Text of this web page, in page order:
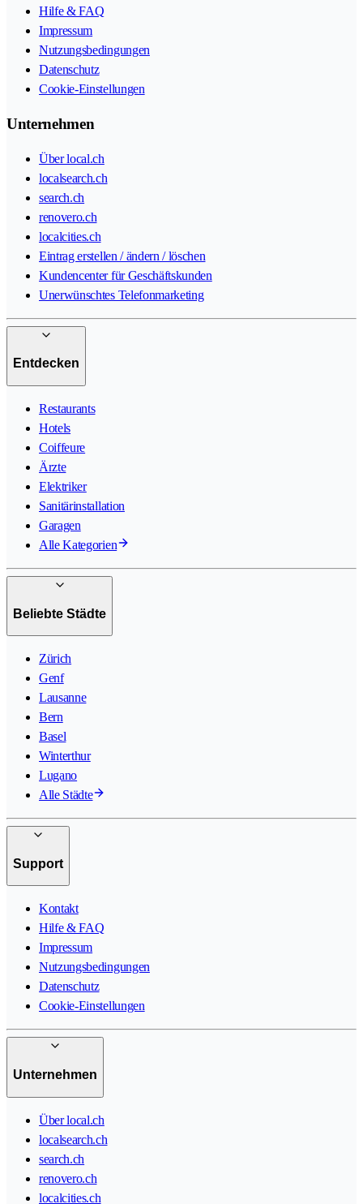
Hilfe & FAQ
Impressum
Nutzungsbedingungen
Datenschutz
Cookie-Einstellungen
Unternehmen
Über local.ch
localsearch.ch
search.ch
renovero.ch
localcities.ch
Eintrag erstellen / ändern / löschen
Kundencenter für Geschäftskunden
Unerwünschtes Telefonmarketing
Entdecken
Restaurants
Hotels
Coiffeure
Ärzte
Elektriker
Sanitärinstallation
Garagen
Alle Kategorien
Beliebte Städte
Zürich
Genf
Lausanne
Bern
Basel
Winterthur
Lugano
Alle Städte
Support
Kontakt
Hilfe & FAQ
Impressum
Nutzungsbedingungen
Datenschutz
Cookie-Einstellungen
Unternehmen
Über local.ch
localsearch.ch
search.ch
renovero.ch
localcities.ch